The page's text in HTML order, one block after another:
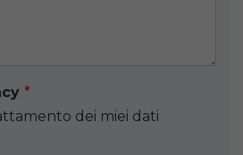
*
dei miei dati